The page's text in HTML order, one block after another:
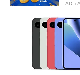
AD（